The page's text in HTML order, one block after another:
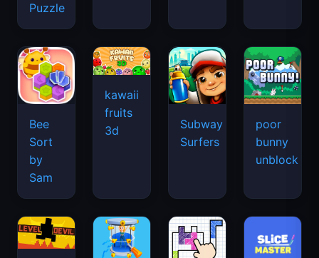
Puzzle
Bee
Sort
by
Sam
kawaii
fruits
3d
Subway
Surfers
poor
bunny
unblock